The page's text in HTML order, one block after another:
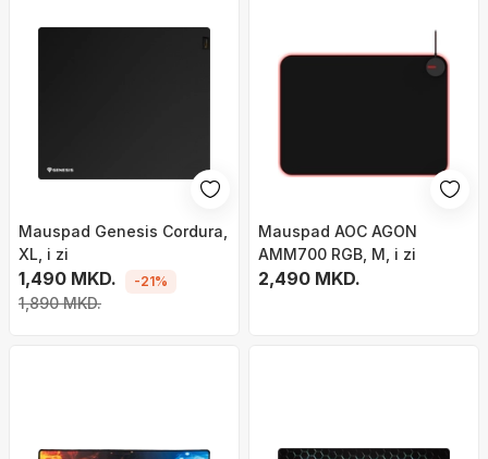
Mauspad Genesis Cordura,
XL, i zi
1,490 MKD.
1,890 MKD.
-21%
Mauspad AOC AGON
AMM700 RGB, M, i zi
2,490 MKD.